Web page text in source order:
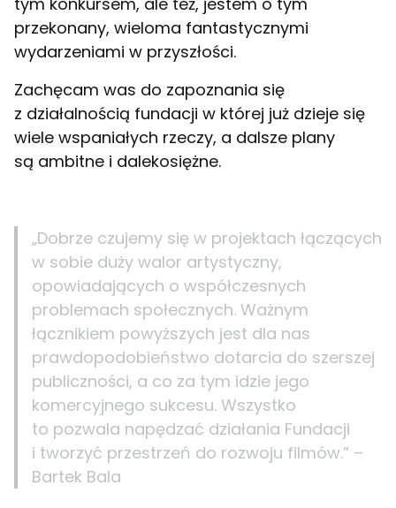
przekonany, wieloma fantastycznymi
wydarzeniami w przyszłości.
Zachęcam was do zapoznania się
z działalnością fundacji w której już dzieje się
wiele wspaniałych rzeczy, a dalsze plany
są ambitne i dalekosiężne.
„Dobrze czujemy się w projektach łączących
w sobie duży walor artystyczny,
opowiadających o współczesnych
problemach społecznych. Ważnym
łącznikiem powyższych jest dla nas
prawdopodobieństwo dotarcia do szerszej
publiczności, a co za tym idzie jego
komercyjnego sukcesu. Wszystko
to pozwala napędzać działania Fundacji
i tworzyć przestrzeń do rozwoju filmów.” –
Bartek Bala